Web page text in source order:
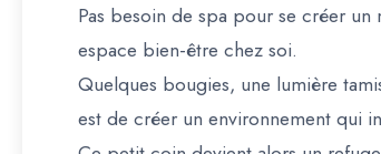
Pas besoin de spa pour se créer
espace bien-être chez soi.
Quelques bougies, une lumière
est de créer un environnement qui